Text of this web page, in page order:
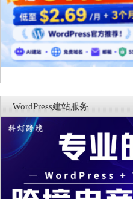
WordPress建站服务